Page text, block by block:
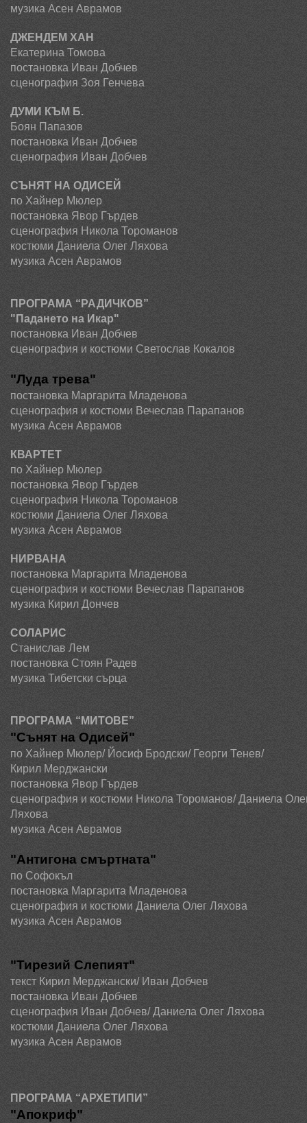
музика Асен Аврамов
ДЖЕНДЕМ ХАН
Екатерина Томова
постановка Иван Добчев
сценография Зоя Генчева
ДУМИ КЪМ Б.
Боян Папазов
постановка Иван Добчев
сценография Иван Добчев
СЪНЯТ НА ОДИСЕЙ
по Хайнер Мюлер
постановка Явор Гърдев
сценография Никола Тороманов
костюми Даниела Олег Ляхова
музика Асен Аврамов
ПРОГРАМА “РАДИЧКОВ”
"Падането на Икар"
постановка Иван Добчев
сценография и костюми Светослав Кокалов
"Луда трева"
постановка Маргарита Младенова
сценография и костюми Вечеслав Парапанов
музика Асен Аврамов
КВАРТЕТ
по Хайнер Мюлер
постановка Явор Гърдев
сценография Никола Тороманов
костюми Даниела Олег Ляхова
музика Асен Аврамов
НИРВАНА
постановка Маргарита Младенова
сценография и костюми Вечеслав Парапанов
музика Кирил Дончев
СОЛАРИС
Станислав Лем
постановка Стоян Радев
музика Тибетски сърца
ПРОГРАМА “МИТОВЕ”
"Сънят на Одисей"
по Хайнер Мюлер/ Йосиф Бродски/ Георги Тенев/
Кирил Мерджански
постановка Явор Гърдев
сценография и костюми Никола Тороманов/ Даниела
Ляхова
музика Асен Аврамов
"Антигона смъртната"
по Софокъл
постановка Маргарита Младенова
сценография и костюми Даниела Олег Ляхова
музика Асен Аврамов
"Тирезий Слепият"
текст Кирил Мерджански/ Иван Добчев
постановка Иван Добчев
сценография Иван Добчев/ Даниела Олег Ляхова
костюми Даниела Олег Ляхова
музика Асен Аврамов
ПРОГРАМА “АРХЕТИПИ”
"Апокриф"